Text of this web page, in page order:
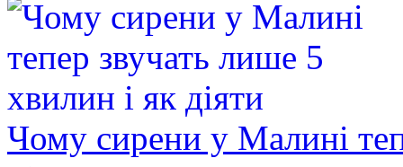
Чому сирени у Малині